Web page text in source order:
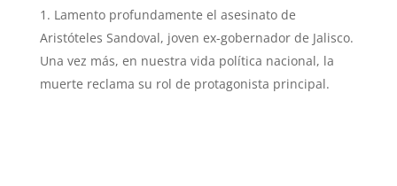
Lamento profundamente el asesinato de
Aristóteles Sandoval, joven ex-gobernador de Jalisco.
Una vez más, en nuestra vida política nacional, la
muerte reclama su rol de protagonista principal.